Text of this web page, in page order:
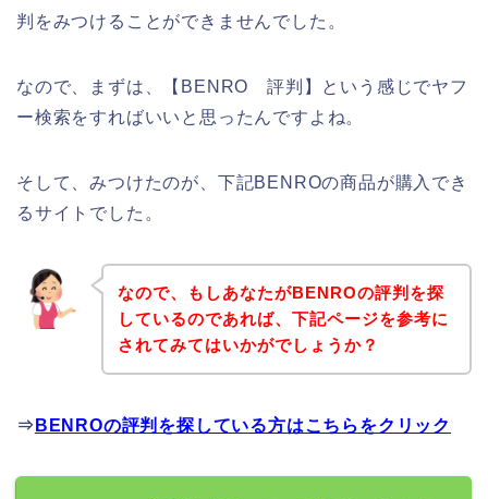
判をみつけることができませんでした。
なので、まずは、【BENRO 評判】という感じでヤフ
ー検索をすればいいと思ったんですよね。
そして、みつけたのが、下記BENROの商品が購入でき
るサイトでした。
なので、もしあなたがBENROの評判を探
しているのであれば、下記ページを参考に
されてみてはいかがでしょうか？
⇒ BENROの評判を探している方はこちらをクリック